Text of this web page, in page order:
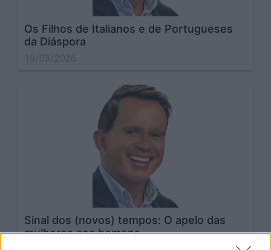
Os Filhos de Italianos e de Portugueses
da Diáspora
Sinal dos (novos) tempos: O apelo das
mulheres aos homens